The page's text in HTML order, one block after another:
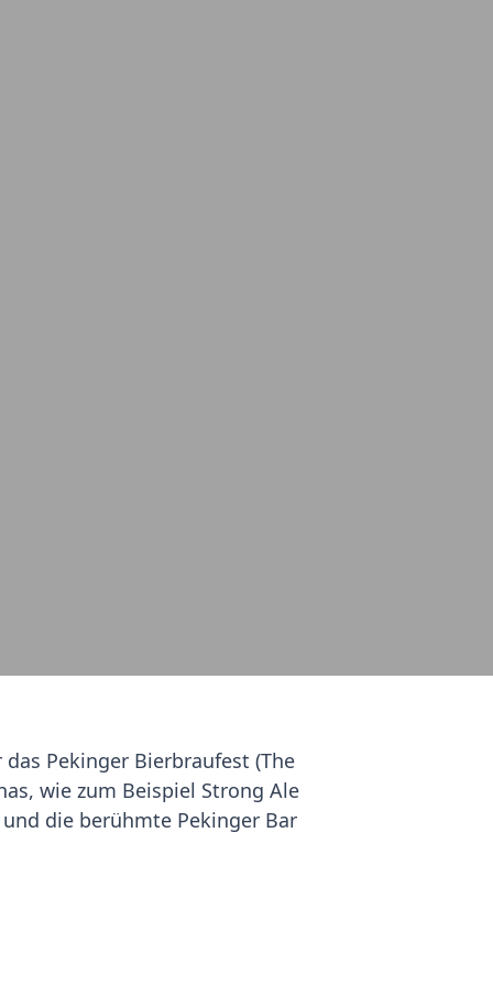
Pekinger Bierbraufest (The
wie zum Beispiel Strong Ale
die berühmte Pekinger Bar